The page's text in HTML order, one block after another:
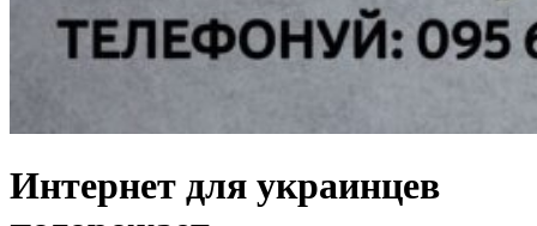
Интернет для украинцев